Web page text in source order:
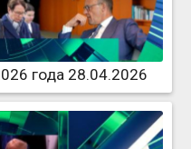
года 28.04.2026